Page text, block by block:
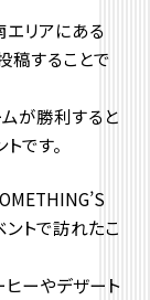
エリアにある
稿することで
が勝利すると
です。
ントで訪れたこ
ーやデザート